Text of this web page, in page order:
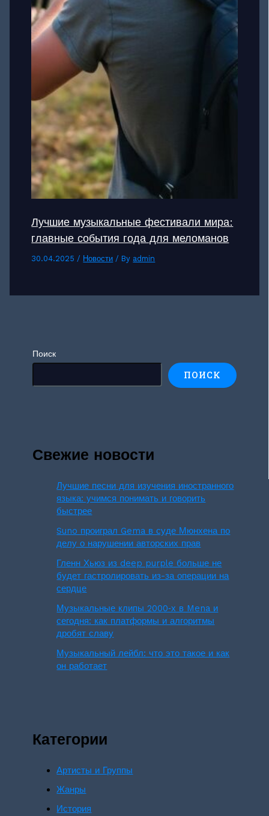
Лучшие музыкальные фестивали мира:
главные события года для меломанов
30.04.2025/ Новости / By admin
Поиск
ПОИСК
Свежие новости
Лучшие песни для изучения иностранного
языка: учимся понимать и говорить
быстрее
Suno проиграл Gema в суде Мюнхена по
делу о нарушении авторских прав
Гленн Хьюз из deep purple больше не
будет гастролировать из-за операции на
сердце
Музыкальные клипы 2000‑х в Mena и
сегодня: как платформы и алгоритмы
дробят славу
Музыкальный лейбл: что это такое и как
он работает
Категории
Артисты и Группы
Жанры
История